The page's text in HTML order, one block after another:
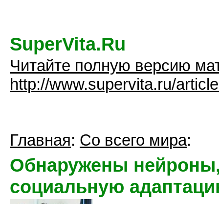
SuperVita.Ru
Читайте полную версию
http://www.supervita.ru/
Главная: Со всего мира:
Обнаружены
социальную